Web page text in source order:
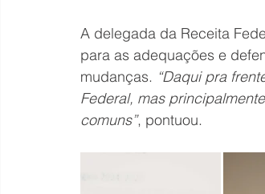
A delegada da Receita
para as adequações e
mudanças. “Daqui pra
Federal, mas
comuns”, pontuou.